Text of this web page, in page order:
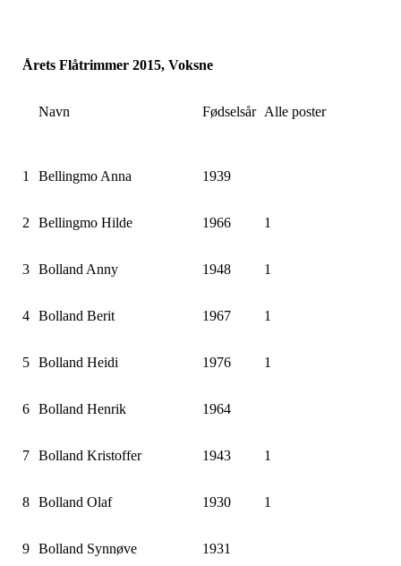
Årets Flåtrimmer 2015, Voksne
Navn Fødselsår Alle poster
1 Bellingmo Anna 1939
2 Bellingmo Hilde 1966 1
3 Bolland Anny 1948 1
4 Bolland Berit 1967 1
5 Bolland Heidi 1976 1
6 Bolland Henrik 1964
7 Bolland Kristoffer 1943 1
8 Bolland Olaf 1930 1
9 Bolland Synnøve 1931